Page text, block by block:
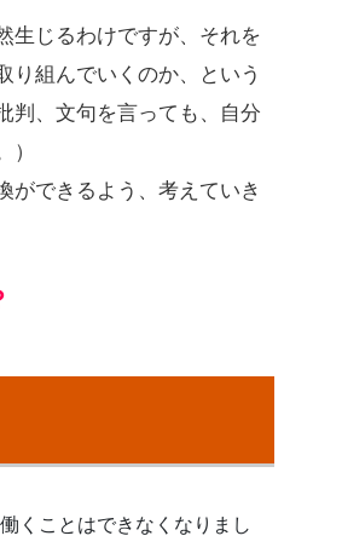
生じるわけですが、それを
り組んでいくのか、という
判、文句を言っても、自分
ができるよう、考えていき
くことはできなくなりまし